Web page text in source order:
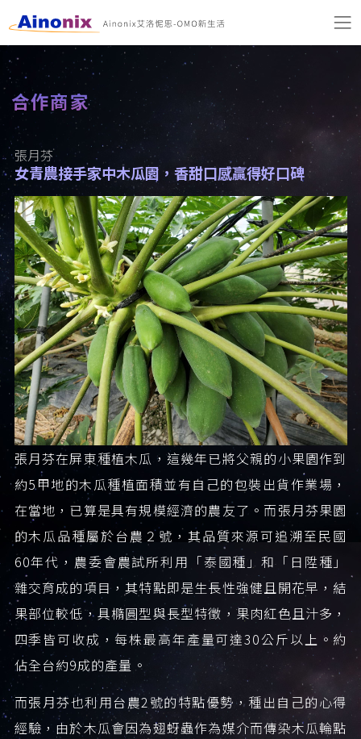
合作商家
張月芬
女青農接手家中木瓜園，香甜口感贏得好口碑
張月芬在屏東種植木瓜，這幾年已將父親的小果園作到
約5甲地的木瓜種植面積並有自己的包裝出貨作業場，
在當地，已算是具有規模經濟的農友了。而張月芬果園
的木瓜品種屬於台農２號，其品質來源可追溯至民國
60年代，農委會農試所利用「泰國種」和「日陞種」
雜交育成的項目，其特點即是生長性強健且開花早，結
果部位較低，具橢圓型與長型特徵，果肉紅色且汁多，
四季皆可收成，每株最高年產量可達30公斤以上。約
佔全台約9成的產量。
而張月芬也利用台農2號的特點優勢，種出自己的心得
經驗，由於木瓜會因為翅蚜蟲作為媒介而傳染木瓜輪點